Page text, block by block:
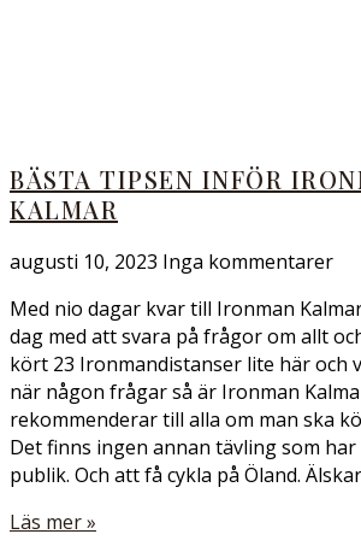
BÄSTA TIPSEN INFÖR
KALMAR
augusti 10, 2023 Inga kommentarer
Med nio dagar kvar till Ironman
dag med att svara på frågor om allt
kört 23 Ironmandistanser lite här och
när någon frågar så är Ironman
rekommenderar till alla om man ska
Det finns ingen annan tävling som
publik. Och att få cykla på Öland.
Läs mer »